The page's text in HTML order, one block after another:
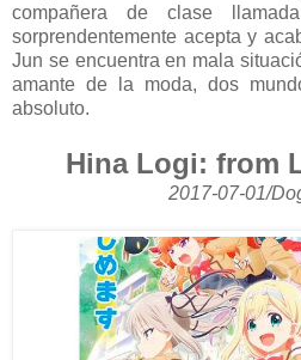
compañera de clase
sorprendentemente acepta y
Jun se encuentra en mala
amante de la moda, dos
absoluto.
Hina Logi: from
2017-07-01/